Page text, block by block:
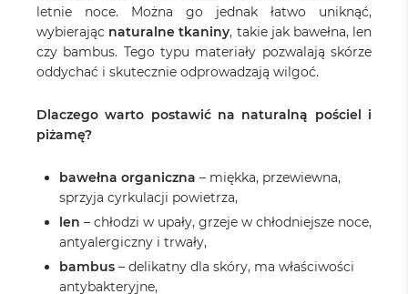
letnie noce. Można go jednak łatwo uniknąć,
wybierając naturalne tkaniny, takie jak bawełna, len
czy bambus. Tego typu materiały pozwalają skórze
oddychać i skutecznie odprowadzają wilgoć.
Dlaczego warto postawić na naturalną pościel i
piżamę?
bawełna organiczna – miękka, przewiewna,
sprzyja cyrkulacji powietrza,
len – chłodzi w upały, grzeje w chłodniejsze noce,
antyalergiczny i trwały,
bambus – delikatny dla skóry, ma właściwości
antybakteryjne,